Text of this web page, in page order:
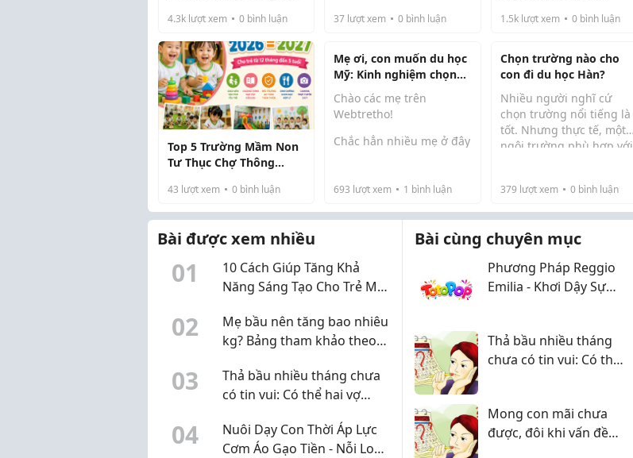
kinh nghiệm thực tế?
4.3k lượt xem 0 bình luận
ở nhiều trường tư VN.
lan cầu giấy là...
37 lượt xem 0 bình luận 1.5klượt xem 0bình luận
Top 5 Trường Mầm Non
Tư Thục Chợ Thông
Được Nhiều Phụ Huynh
Quan Tâm
43 lượt xem 0 bình luận
Mẹ ơi, con muốn du học
Mỹ: Kinh nghiệm chọn
trường & săn học bổng
từ A-Z cho phụ huynh
Chào các mẹ trên
Webtretho!
Chắc hẳn nhiều mẹ ở đây
nhưng lại trăn trở về chi
không ạ? Mình hiểu nỗi
lo đó lắm! Nhưng các mẹ
693 lượt xem 1 bình luận
Chọn trường nào cho
con đi du học Hàn?
Nhiều người nghĩ cứ
chọn trường nổi tiếng là
tốt. Nhưng thực tế, một
ngôi trường phù hợp với
huynh thường quan tâm
379 lượt xem 0bình luận
Bài được xem nhiều
01
10 Cách Giúp Tăng Khả
Năng Sáng Tạo Cho Trẻ Mỗi
02
Mẹ bầu nên tăng bao nhiêu
kg? Bảng tham khảo theo
03
Thả bầu nhiều tháng chưa
có tin vui: Có thể hai vợ
đúng
04
Nuôi Dạy Con Thời Áp Lực
Cơm Áo Gạo Tiền - Nỗi Lo
Bài cùng chuyên mục
Phương Pháp Reggio
Emilia - Khơi Dậy Sự
Thả bầu nhiều tháng
chưa có tin vui: Có thể
Mong con mãi chưa
được, đôi khi vấn đề